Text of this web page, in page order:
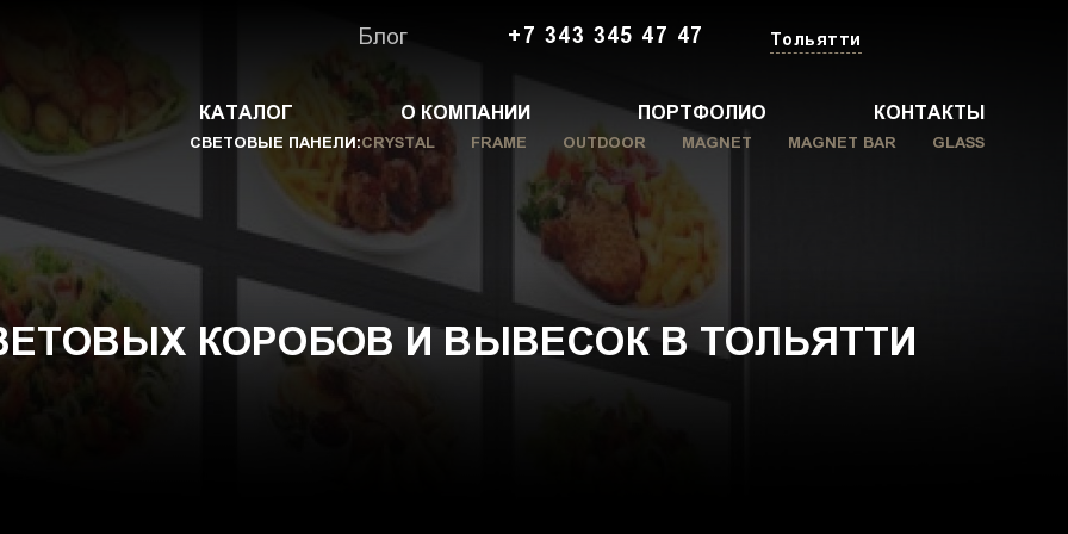
Блог +7 343 345 47 47 Тольятти
КАТАЛОГ О КОМПАНИИ ПОРТФОЛИО КОНТАКТЫ
СВЕТОВЫЕ ПАНЕЛИ:CRYSTAL FRAME OUTDOOR MAGNET MAGNET BAR GLASS
КОРОБОВ И ВЫВЕСОК В ТОЛЬЯТТИ